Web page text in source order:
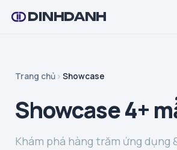
DINHDANH
Trang chủ Showcase
Showcase 4+
Khám phá hàng trăm ứng